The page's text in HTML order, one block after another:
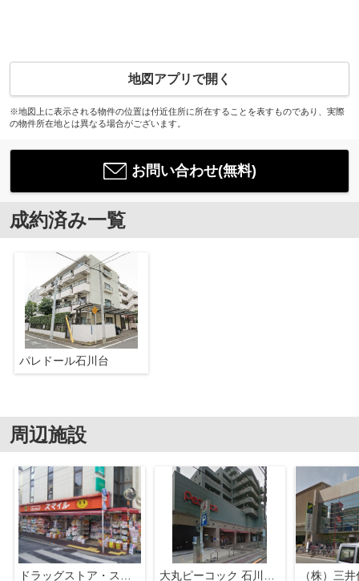
地図アプリで開く
※地図上に表示される物件の位置は付近住所に所在することを表すものであり、実際
の物件所在地とは異なる場合がございます。
お問い合わせ(無料)
成約済み一覧
パレドール石川台
周辺施設